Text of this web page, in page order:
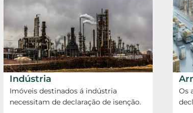
Indústria
Imóveis destinados á indústria
necessitam de declaração de isenção.
Os